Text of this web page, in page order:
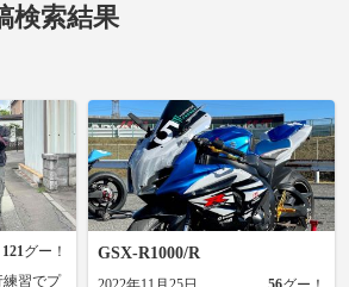
検索結果
121グー！
練習でプ
GSX-R1000/R